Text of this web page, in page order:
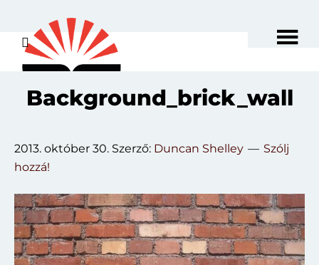
main
content
Background_brick_wall
2013. október 30. Szerző: Duncan Shelley
Szólj
hozzá!